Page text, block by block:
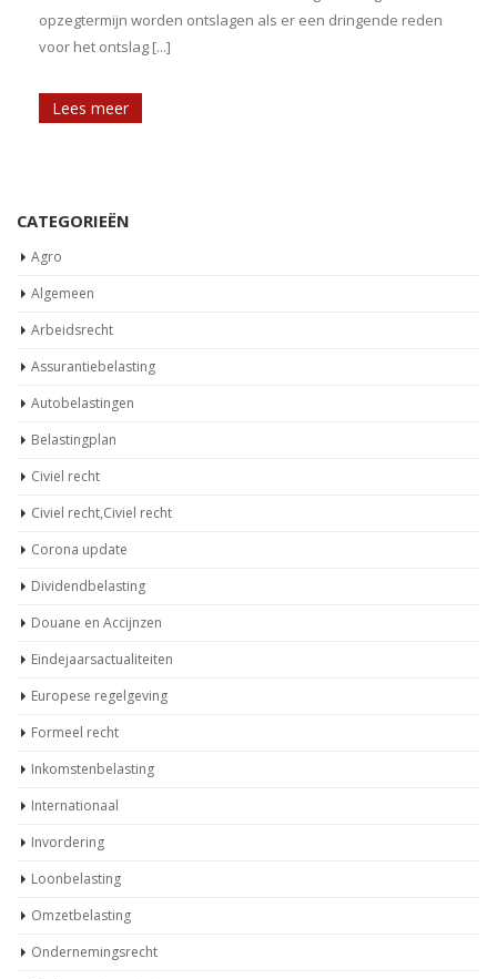
opzegtermijn worden ontslagen als er een dringende reden
voor het ontslag [...]
Lees meer
CATEGORIEËN
Agro
Algemeen
Arbeidsrecht
Assurantiebelasting
Autobelastingen
Belastingplan
Civiel recht
Civiel recht,Civiel recht
Corona update
Dividendbelasting
Douane en Accijnzen
Eindejaarsactualiteiten
Europese regelgeving
Formeel recht
Inkomstenbelasting
Internationaal
Invordering
Loonbelasting
Omzetbelasting
Ondernemingsrecht